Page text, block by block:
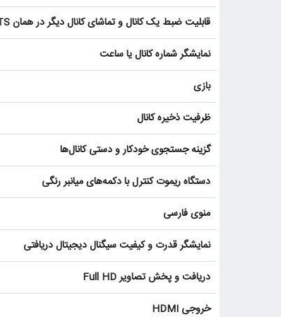
قابلیت ضبط یک کانال و تماشای کانال دیگر در همان TS
نمایشگر شماره کانال یا ساعت
بازی
ظرفیت ذخیره کانال
گزینه جستجوی خودکار و دستی کانال‌ها
دستگاه ریموت کنترل با دکمه‌های میانبر رنگی
منوی فارسی
نمایشگر قدرت و کیفیت سیگنال دیجیتال دریافتی
دریافت و پخش تصاویر Full HD
خروجی HDMI